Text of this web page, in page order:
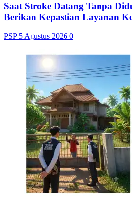
Saat Stroke Datang Tanpa
Berikan Kepastian Layanan
PSP 5 Agustus 2026 0